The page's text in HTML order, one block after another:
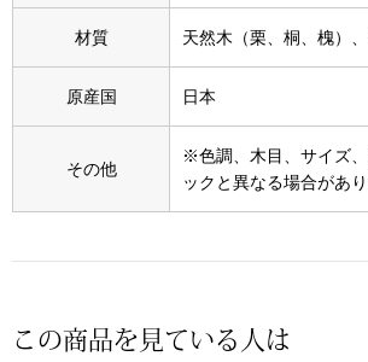
材質 天然木（栗、桐、槐）
原産国 日本
その他
※色調、木目、サイズ
ックと異なる場合があり
この商品を見ている人は